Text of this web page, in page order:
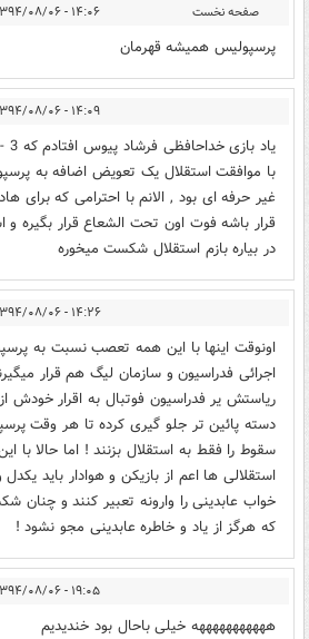
صفحه نخست ۱۴:۰۶ - ۱۳۹۴/۰۸/۰۶
پرسپولیس همیشه قهرمان
۱۴:۰۹ - ۱۳۹۴/۰۸/۰۶
با موافقت استقلال یک تعویض اضافه به
غیر حرفه ای بود , الانم با احترامی که برای
قرار باشه فوت اون تحت الشعاع قرار بگیره
در بیاره بازم استقلال شکست میخوره
۱۴:۲۶ - ۱۳۹۴/۰۸/۰۶
اونوقت اینها با این همه تعصب نسبت به
اجرائی فدراسیون و سازمان لیگ هم قرار
ریاستش یر فدراسیون فوتبال به اقرار خودش
دسته پائین تر جلو گیری کرده تا هر وقت
سقوط را فقط به استقلال بزنند ! اما حالا با
استقلالی ها اعم از بازیکن و هوادار باید
خواب عابدینی را وارونه تعبیر کنند و چنان
که هرگز از یاد و خاطره عابدینی مجو نشود !
۱۹:۰۵ - ۱۳۹۴/۰۸/۰۶
هههههههههههه خیلی باحال بود خندیدیم